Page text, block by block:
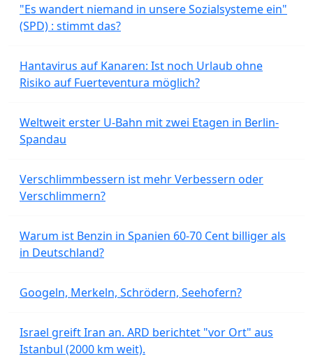
"Es wandert niemand in unsere Sozialsysteme ein"
(SPD) : stimmt das?
Hantavirus auf Kanaren: Ist noch Urlaub ohne
Risiko auf Fuerteventura möglich?
Weltweit erster U-Bahn mit zwei Etagen in Berlin-
Spandau
Verschlimmbessern ist mehr Verbessern oder
Verschlimmern?
Warum ist Benzin in Spanien 60-70 Cent billiger als
in Deutschland?
Googeln, Merkeln, Schrödern, Seehofern?
Israel greift Iran an. ARD berichtet "vor Ort" aus
Istanbul (2000 km weit).